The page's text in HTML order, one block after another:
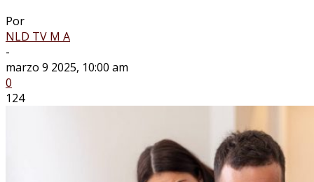
Por
NLD TV M A
-
marzo 9 2025, 10:00 am
0
124